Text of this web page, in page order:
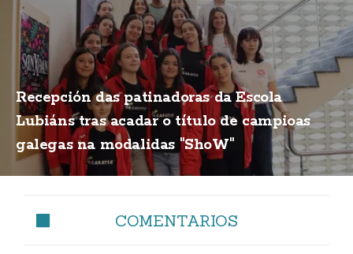
Recepción das patinadoras da Escola
Lubiáns tras acadar o título de campioas
galegas na modalidas "ShoW"
COMENTARIOS